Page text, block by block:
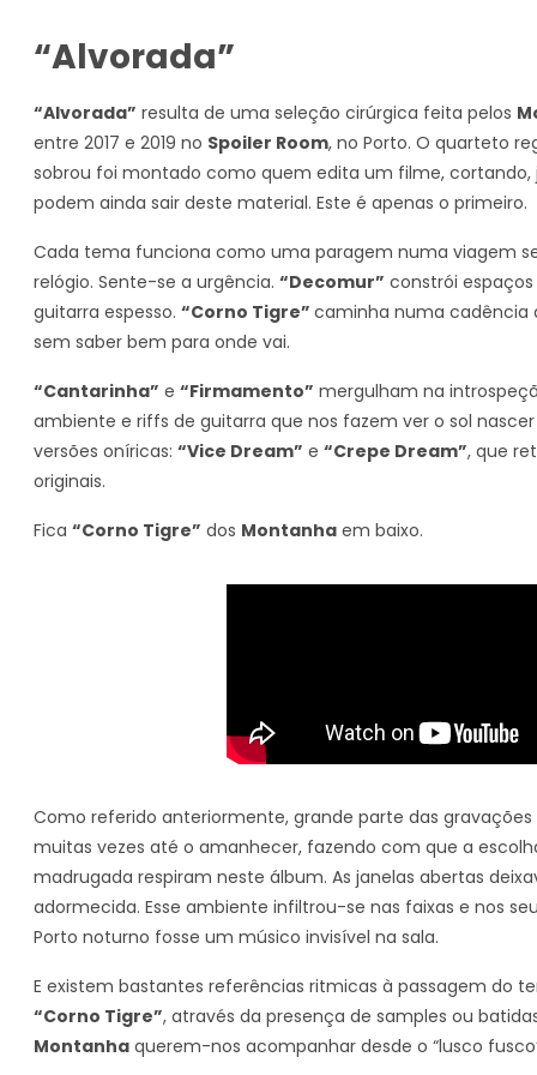
“Alvorada”
“Alvorada” resulta de uma seleção cirúrgica feita pelos
entre 2017 e 2019 no Spoiler Room, no Porto. O quarteto
sobrou foi montado como quem edita um filme,
podem ainda sair deste material. Este é apenas o primeiro.
Cada tema funciona como uma paragem numa viagem
relógio. Sente-se a urgência. “Decomur” constrói
guitarra espesso. “Corno Tigre” caminha numa cadência
sem saber bem para onde vai.
“Cantarinha” e “Firmamento” mergulham na
ambiente e riffs de guitarra que nos fazem ver o sol
versões oníricas: “Vice Dream” e “Crepe Dream”, que
originais.
Fica “Corno Tigre” dos Montanha em baixo.
Como referido anteriormente, grande parte das
muitas vezes até o amanhecer, fazendo com que a
madrugada respiram neste álbum. As janelas abertas
adormecida. Esse ambiente infiltrou-se nas faixas e nos
Porto noturno fosse um músico invisível na sala.
E existem bastantes referências ritmicas à passagem do
“Corno Tigre”, através da presença de samples ou
Montanha querem-nos acompanhar desde o “lusco